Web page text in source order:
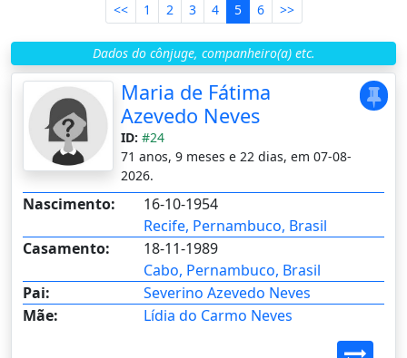
<<
1 2 3 4 5 6 >>
Dados do cônjuge, companheiro(a) etc.
Maria de Fátima
Azevedo Neves
ID: #24
71 anos, 9 meses e 22 dias, em 07-08-
2026.
Nascimento:
16-10-1954
Recife, Pernambuco, Brasil
Casamento:
18-11-1989
Cabo, Pernambuco, Brasil
Pai:
Severino Azevedo Neves
Mãe:
Lídia do Carmo Neves